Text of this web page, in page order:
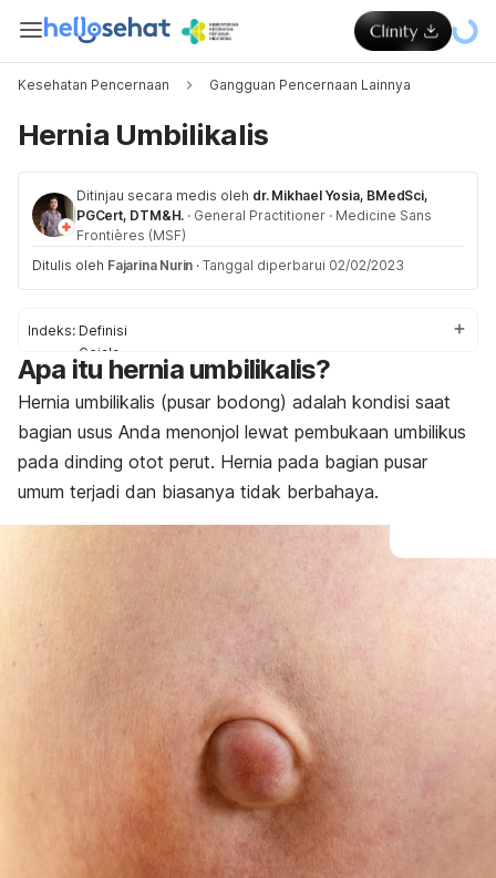
Kesehatan Pencernaan Gangguan Pencernaan Lainnya
Hernia Umbilikalis
Ditinjau secara medis oleh dr. Mikhael Yosia, BMedSci,
PGCert, DTM&H. · General Practitioner · Medicine Sans
Frontières (MSF)
Ditulis oleh Fajarina Nurin · Tanggal diperbarui 02/02/2023
Indeks: Definisi
Gejala
Penyebab
Faktor risiko
Diagnosis
Pengobatan
Pengobatan rumahan
Apa itu hernia umbilikalis?
Hernia umbilikalis (pusar bodong) adalah kondisi saat
bagian usus Anda menonjol lewat pembukaan umbilikus
pada dinding otot perut. Hernia pada bagian pusar
umum terjadi dan biasanya tidak berbahaya.